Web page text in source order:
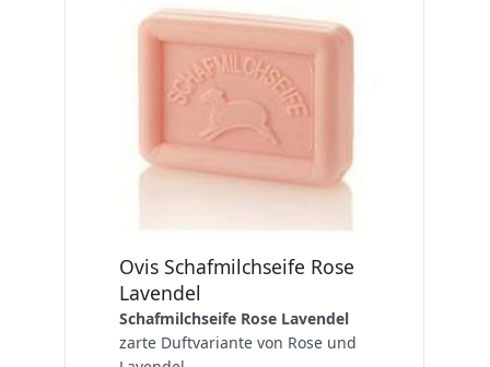
Ovis Schafmilchseife Rose
Lavendel
Schafmilchseife Rose Lavendel
zarte Duftvariante von Rose und